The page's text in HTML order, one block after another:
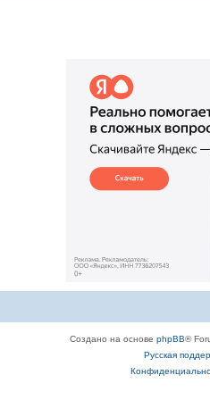
Создано на основе phpBB®
Русская